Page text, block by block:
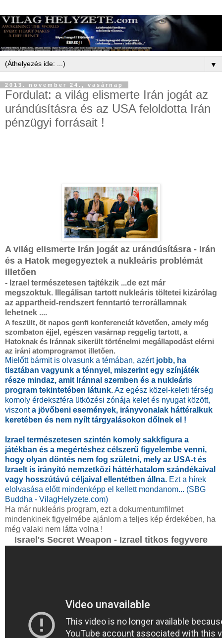
▼
2013. november 24., vasárnap
Fordulat: a világ elismerte Irán jogát az
urándúsításra és az USA feloldotta Irán
pénzügyi forrásait !
A világ elismerte Irán jogát az urándúsításra - Irán
és a Hatok megegyeztek a nukleáris problémát
illetően
- Izrael természetesen tajtékzik ...de ezt már
megszoktuk.
Illegálisan tartott nukleáris töltetei kizárólag
az appartheid-rendszert fenntartó terrorállamnak
lehetnek ....
A feszült, öt napos genfi konferenciát követően, amely még
szombaton éjjel, egészen vasárnap reggelig tartott, a
Hatoknak és Iránnak sikerült történelmi megállapodást elérni
az iráni atomprogramot illetően.
Mielőtt bármit is olvasunk a témában, azértjobb, ha
tisztában vagyunk a ténnyel, miszerint egy színjáték
része mindaz, amit Iránnal szemben és a nukleáris
program tekintetében látunk.Az egész közel-keleti térség
komoly érdekszféra ütközési zónája kelet és nyugat között,
viszonta jövőbeni események, irányvonalak háttéralkuk
keretében és nem nyílt tárgyalásokon dőlnek el !
Izrael természetesen szintén komoly sakkfigura a
játékban és a megértéshez célszerű figyelembe venni,
hogy olyan döntés nem fog születni, mely az USA-t és
Izraelt is irányító nemzetközi háttérhatalom szándékaival
vagy hosszútávú céljaival ellentétben állna. Ezt a hírek
elolvasása előtt mindenképp el kellett mondanom... (SBG
Buddha - VilagHelyzete.com)
Ha már nukleáris program, ezt a dokumentumfilmet
mindenkinek figyelmébe ajánlom a teljes kép érdekében, ha
még valaki nem látta volna !
Israel's Secret Weapon - Izrael titkos fegyvere